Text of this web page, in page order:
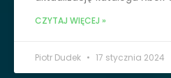
CZYTAJ WIĘCEJ »
Piotr Dudek 17 stycznia 2024